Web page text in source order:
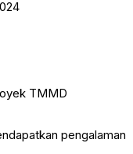
pengalaman